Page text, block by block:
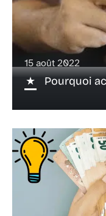
15 août 2022
Pourquoi